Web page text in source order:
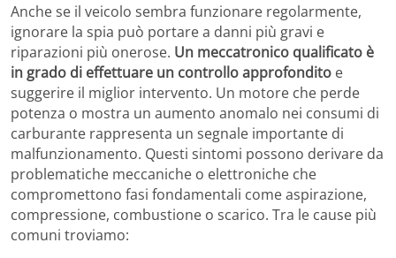
Anche se il veicolo sembra funzionare regolarmente,
ignorare la spia può portare a danni più gravi e
riparazioni più onerose. Un meccatronico qualificato è
in grado di effettuare un controllo approfondito e
suggerire il miglior intervento. Un motore che perde
potenza o mostra un aumento anomalo nei consumi di
carburante rappresenta un segnale importante di
malfunzionamento. Questi sintomi possono derivare da
problematiche meccaniche o elettroniche che
compromettono fasi fondamentali come aspirazione,
compressione, combustione o scarico. Tra le cause più
comuni troviamo: